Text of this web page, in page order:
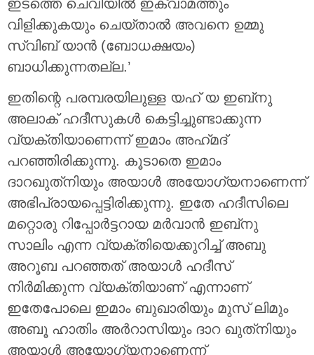
ഇടത്തെ ചെവിയിൽ ഇക്വാമത്തും
വിളിക്കുകയും ചെയ്താൽ അവനെ ഉമ്മു
സ്വിബ് യാൻ (ബോധക്ഷയം)
ബാധിക്കുന്നതല്ല.’
ഇതിന്റെ പരമ്പരയിലുള്ള യഹ് യ ഇബ്‌നു
അലാക് ഹദീസുകൾ കെട്ടിച്ചുണ്ടാക്കുന്ന
വ്യക്തിയാണെന്ന് ഇമാം അഹ്‌മദ്
പറഞ്ഞിരിക്കുന്നു. കൂടാതെ ഇമാം
ദാറഖുത്‌നിയും അയാൾ അയോഗ്യനാണെന്ന്
അഭിപ്രായപ്പെട്ടിരിക്കുന്നു. ഇതേ ഹദീസിലെ
മറ്റൊരു റിപ്പോർട്ടറായ മർവാൻ ഇബ്‌നു
സാലിം എന്ന വ്യക്തിയെക്കുറിച്ച് അബു
അറൂബ പറഞ്ഞത് അയാൾ ഹദീസ്
നിർമിക്കുന്ന വ്യക്തിയാണ് എന്നാണ്
ഇതേപോലെ ഇമാം ബുഖാരിയും മുസ് ലിമും
അബൂ ഹാതിം അർറാസിയും ദാറ ഖുത്‌നിയും
അയാൾ അയോഗ്യനാണെന്ന്